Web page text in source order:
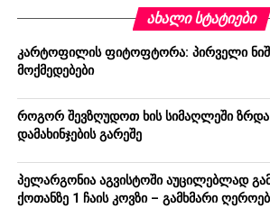
ᲐᲮᲐᲚᲘ ᲡᲢᲐᲢᲘᲔᲑᲘ
კარტოფილის ფიტოფტორა: პირველი
მოქმედებები
როგორ შევზღუდოთ ხის სიმაღლეში ზრდა
დამახინჯების გარეშე
პელარგონია აგვისტოში აუცილებლად
ქოთანზე 1 ჩაის კოვზი – გამხმარი